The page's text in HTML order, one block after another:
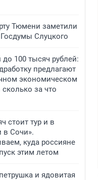
Тюмени заметили
Госдумы Слуцкого
до 100 тысяч рублей:
предлагают
экономическом
за что
стоит тур и в
в Сочи».
куда россияне
этим летом
и ядовитая